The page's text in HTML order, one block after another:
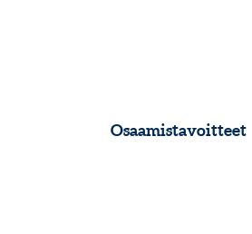
Osaamistavoitteet